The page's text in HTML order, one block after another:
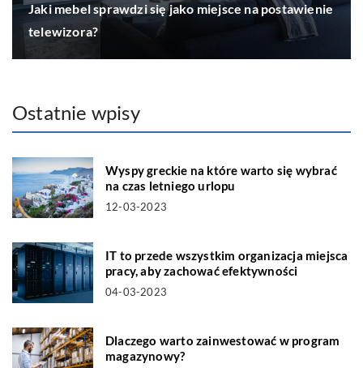
Jaki mebel sprawdzi się jako miejsce na postawienie
telewizora?
Ostatnie wpisy
Wyspy greckie na które warto się wybrać
na czas letniego urlopu
12-03-2023
IT to przede wszystkim organizacja miejsca
pracy, aby zachować efektywności
04-03-2023
Dlaczego warto zainwestować w program
magazynowy?